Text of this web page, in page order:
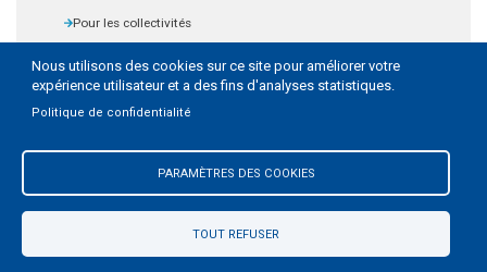
Nous utilisons des cookies sur ce site pour améliorer votre
expérience utilisateur et a des fins d'analyses statistiques.
Politique de confidentialité
PARAMÈTRES DES COOKIES
TOUT REFUSER
Pour les collectivités
Contrat de ville
Vie administrative
Pied